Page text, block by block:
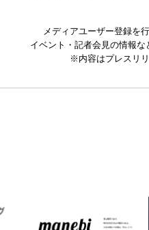
メディアユーザー登録を
イベント・記者会見の情報な
※内容はプレスリ